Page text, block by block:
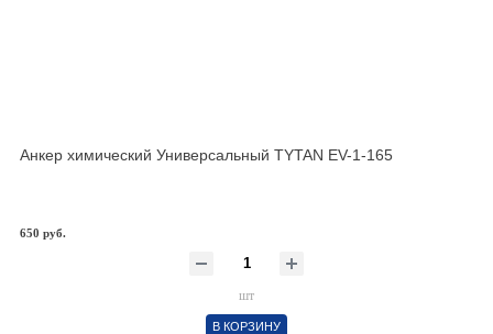
Анкер химический Универсальный TYTAN EV-1-165
650 руб.
шт
В КОРЗИНУ